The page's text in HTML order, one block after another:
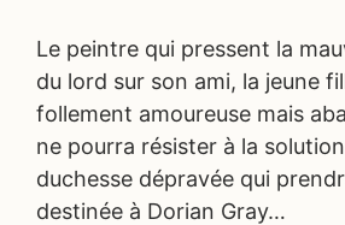
Le peintre qui pressent la
du lord sur son ami, la jeune
follement amoureuse mais
ne pourra résister à la
duchesse dépravée qui
destinée à Dorian Gray…